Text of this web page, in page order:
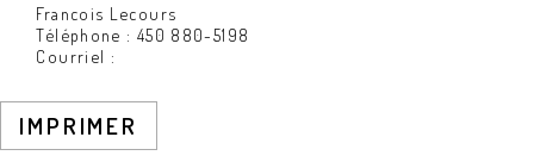
Francois Lecours
Téléphone : 450 880-5198
Courriel :
IMPRIMER